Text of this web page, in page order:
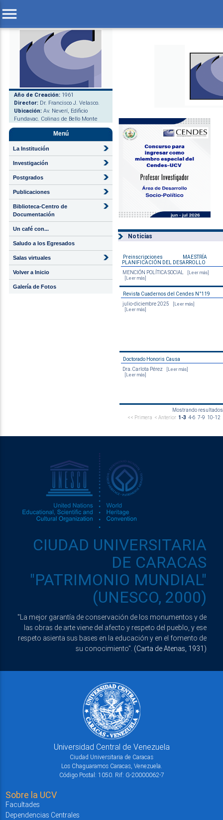
menu
Año de Creación: 1961
Director: Dr. Francisco J. Velasco.
Ubicación: Av. Neverí, Edificio
Fundavac. Colinas de Bello Monte
Menú
La Institución
Investigación
Postgrados
Publicaciones
Biblioteca-Centro de
Documentación
Un café con...
Saludo a los Egresados
Salas virtuales
Volver a Inicio
Galería de Fotos
Noticias
Preinscripciones MAESTRÍA
PLANIFICACIÓN DEL DESARROLLO
MENCIÓN POLÍTICA SOCIAL
[Leer más]
[Leer más]
Revista Cuadernos del Cendes N°119
julio-diciembre 2025
[Leer más]
[Leer más]
Doctorado Honoris Causa
Dra. Carlota Pérez
[Leer más]
[Leer más]
Mostrando
<< Primera < Anterior 1-3 4-6 7-9 10-12
CIUDAD UNIVERSITARIA
DE CARACAS
"PATRIMONIO MUNDIAL"
(UNESCO, 2000)
"La mejor garantía de conservación de los monumentos y de
las obras de arte viene del afecto y respeto del pueblo, y ese
respeto asienta sus bases en la educación y en el fomento de
su conocimiento". (Carta de Atenas, 1931)
Universidad Central de Venezuela
Ciudad Universitaria de Caracas
Los Chaguaramos Caracas, Venezuela.
Código Postal: 1050. Rif: G-20000062-7
Sobre la UCV
Facultades
Dependencias Centrales